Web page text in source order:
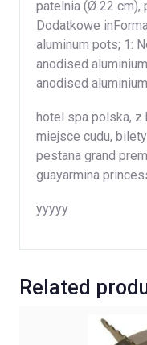
patelnia (Ø 22 cm),
Dodatkowe
aluminum pots; 1:
anodised
anodised
hotel spa polska, z
miejsce cudu,
pestana grand
guayarmina
yyyyy
Related